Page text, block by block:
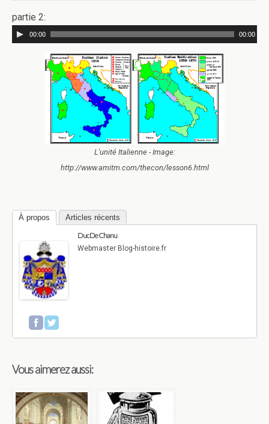
partie 2:
00:00 00:00
L'unité Italienne - Image:
http://www.amitm.com/thecon/lesson6.html
À propos
Articles récents
Duc De Chanu
Webmaster Blog-histoire.fr
Vous aimerez aussi: